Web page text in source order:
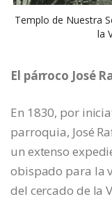
Templo de Nuestra
la
El párroco José
En 1830, por
parroquia, José
un extenso
obispado para la
del cercado de la